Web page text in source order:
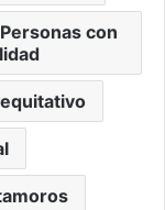
con
equitativo